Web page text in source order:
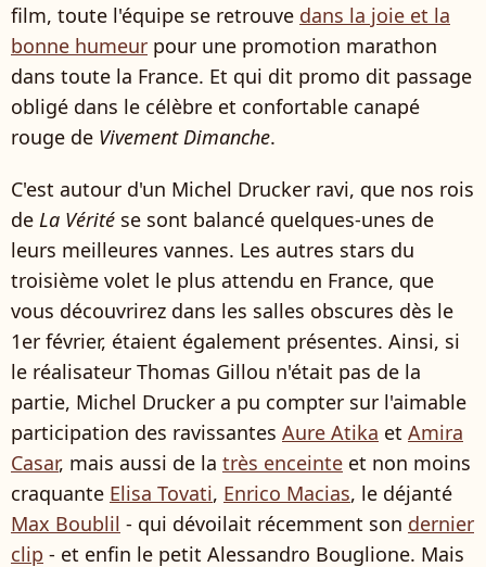
film, toute l'équipe se retrouve dans la joie et la
bonne humeur pour une promotion marathon
dans toute la France. Et qui dit promo dit passage
obligé dans le célèbre et confortable canapé
rouge de Vivement Dimanche.
C'est autour d'un Michel Drucker ravi, que nos rois
de La Vérité se sont balancé quelques-unes de
leurs meilleures vannes. Les autres stars du
troisième volet le plus attendu en France, que
vous découvrirez dans les salles obscures dès le
1er février, étaient également présentes. Ainsi, si
le réalisateur Thomas Gillou n'était pas de la
partie, Michel Drucker a pu compter sur l'aimable
participation des ravissantes Aure Atika et Amira
Casar, mais aussi de la très enceinte et non moins
craquante Elisa Tovati, Enrico Macias, le déjanté
Max Boublil - qui dévoilait récemment son dernier
clip - et enfin le petit Alessandro Bouglione. Mais